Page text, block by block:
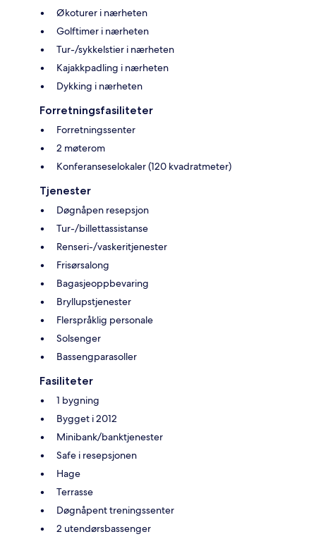
Økoturer i nærheten
Golftimer i nærheten
Tur-/sykkelstier i nærheten
Kajakkpadling i nærheten
Dykking i nærheten
Forretningsfasiliteter
Forretningssenter
2 møterom
Konferanseselokaler (120 kvadratmeter)
Tjenester
Døgnåpen resepsjon
Tur-/billettassistanse
Renseri-/vaskeritjenester
Frisørsalong
Bagasjeoppbevaring
Bryllupstjenester
Flerspråklig personale
Solsenger
Bassengparasoller
Fasiliteter
1 bygning
Bygget i 2012
Minibank/banktjenester
Safe i resepsjonen
Hage
Terrasse
Døgnåpent treningssenter
2 utendørsbassenger